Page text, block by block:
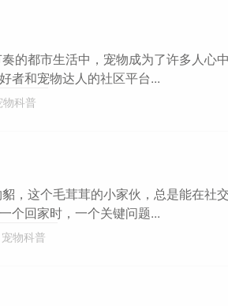
的都市生活中，宠物成为了许多人心
者和宠物达人的社区平台...
物科普
，这个毛茸茸的小家伙，总是能在社
个回家时，一个关键问题...
宠物科普